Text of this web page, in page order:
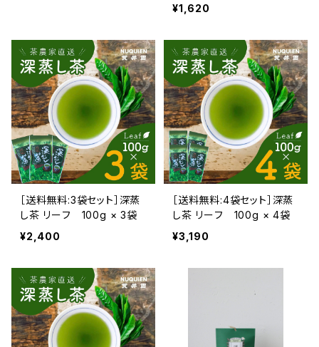
¥1,620
［送料無料:3袋セット］深蒸
し茶 リーフ 100g × 3袋
¥2,400
［送料無料:4袋セット］深蒸
し茶 リーフ 100g × 4袋
¥3,190